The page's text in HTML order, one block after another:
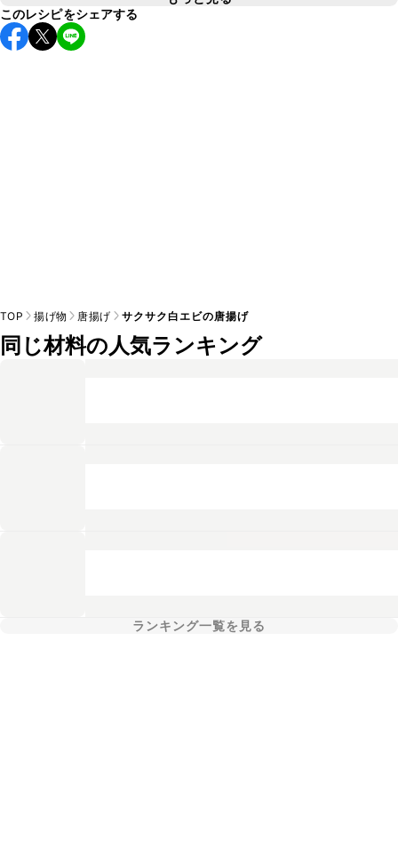
A こちら
このレシピをシェアする
TOP 揚げ物 唐揚げ サクサク白エビの唐揚げ
同じ材料の人気ランキング
ランキング一覧を見る